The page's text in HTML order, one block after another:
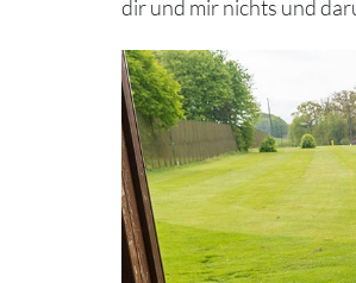
dir und mir nichts und